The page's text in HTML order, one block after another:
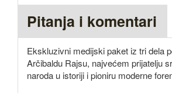
Pitanja i komentari
Ekskluzivni medijski paket iz tri dela
Arčibaldu Rajsu, najvećem prijatelju
naroda u istoriji i pioniru moderne